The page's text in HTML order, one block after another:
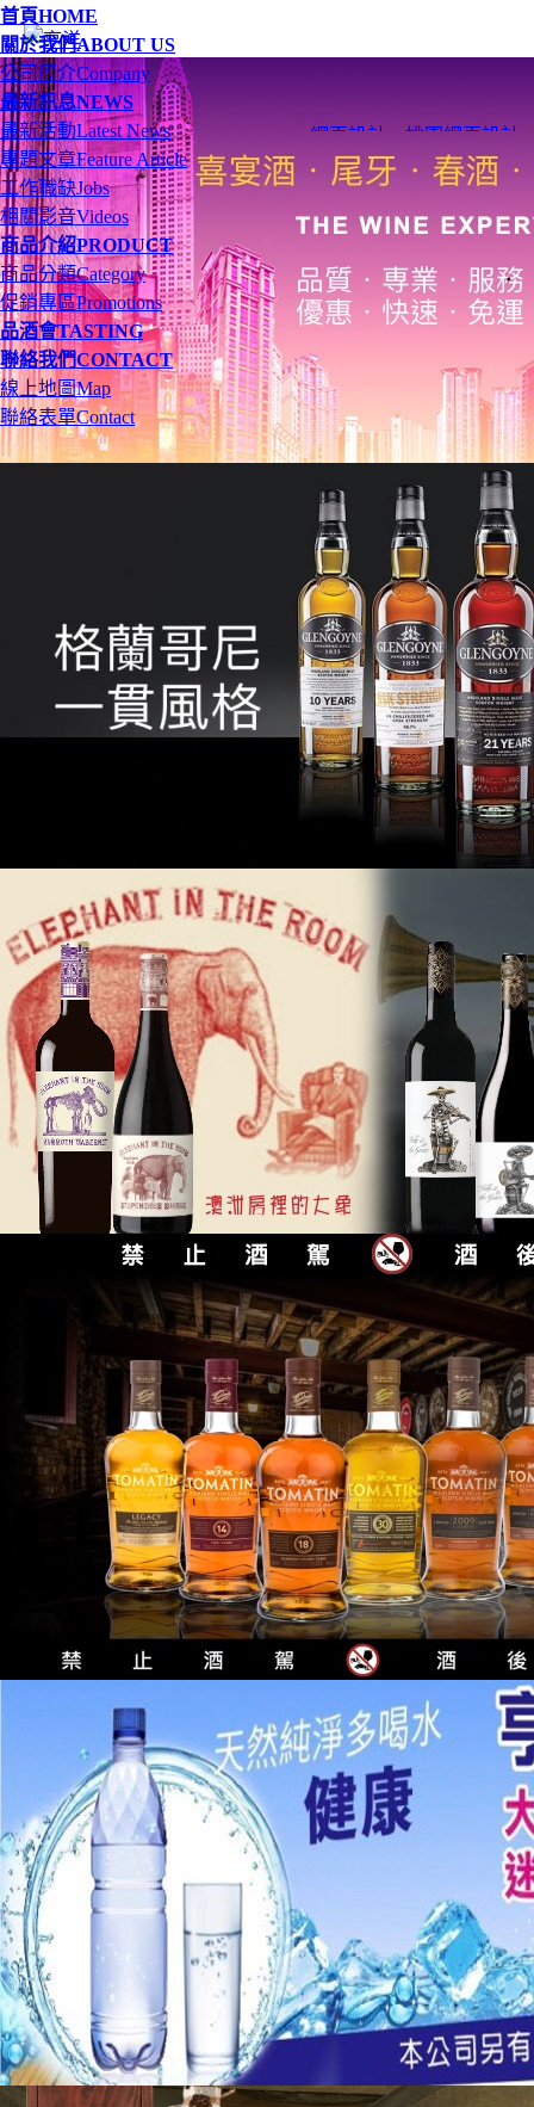
首頁HOME
關於我們ABOUT US
公司簡介Company
最新訊息NEWS
最新活動Latest News
專題文章Feature Article
工作職缺Jobs
相關影音Videos
商品介紹PRODUCT
商品分類Category
促銷專區Promotions
品酒會TASTING
聯絡我們CONTACT
線上地圖Map
聯絡表單Contact
網頁設計 桃園網頁設計